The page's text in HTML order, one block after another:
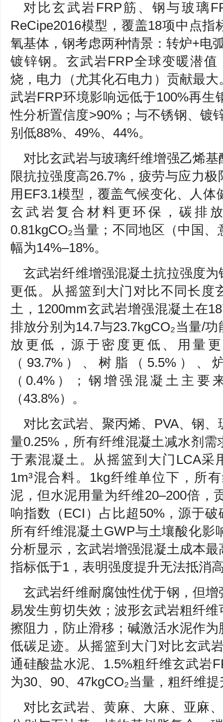
对比玄武岩FRP筋、钢与玻璃
ReCipe2016模型，覆盖18项中点
氧基体，钢考虑两种情景：转炉+电
镀锌钢。玄武岩FRP全球变暖潜
烧，电力（尤其化石电力）贡献最
武岩FRP环境影响远低于100%再生
性分析置信度>90%；与不锈钢、镀
别低88%、49%、44%。
对比玄武岩与玻璃纤维增强乙烯
限抗拉强度高26.7%，疲劳与应力
用EF3.1模型，覆盖气候变化、人
玄武岩复合材料更环保，碳排
0.81kgCO₂当量；不同地区（中国
幅为14%–18%。
玄武岩纤维增强混凝土抗拉强度
更低。从摇篮到大门对比不同长度
土，1200mm玄武岩增强混凝土在
排放分别为14.7与23.7kgCO₂当量/
放更低，源于密度更低、用量
（93.7%）、树脂（5.5%）
（0.4%）；钢增强混凝土主要
（43.8%）。
对比玄武岩、聚丙烯、PVA、钢
量0.25%，所有纤维混凝土减水剂
于素混凝土。从摇篮到大门LCA采
1m³混合料。1kg纤维单位下，所
泥，但水泥用量为纤维20–200倍，
响指数（ECI）占比超50%，源于
所有纤维混凝土GWP与土壤酸化影
分析显示，玄武岩增强混凝土成本
指标低于1，表明强度提升无法抵消
玄武岩纤维耐腐蚀性优于钢，但
易发生剪切失效；波形玄武岩粗纤
擦阻力，防止滑移；碱激活水泥作
低碳足迹。从摇篮到大门对比玄武
通硅酸盐水泥、1.5%粗纤维玄武岩
为30、90、47kgCO₂当量，粗纤维
对比玄武岩、黄麻、大麻、亚麻